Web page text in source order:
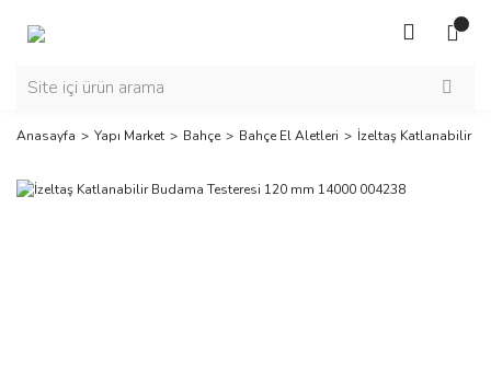
Anasayfa Yapı Market Bahçe Bahçe El Aletleri İzeltaş Katlanabilir